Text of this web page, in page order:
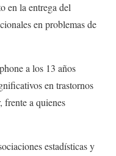
en la entrega del
en problemas de
a los 13 años
en trastornos
a quienes
estadísticas y